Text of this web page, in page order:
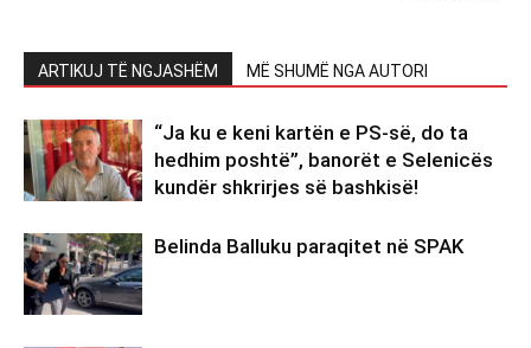
ARTIKUJ TË NGJASHËM MË SHUMË NGA AUTORI
“Ja ku e keni kartën e PS-së, do ta
hedhim poshtë”, banorët e Selenicës
kundër shkrirjes së bashkisë!
Belinda Balluku paraqitet në SPAK